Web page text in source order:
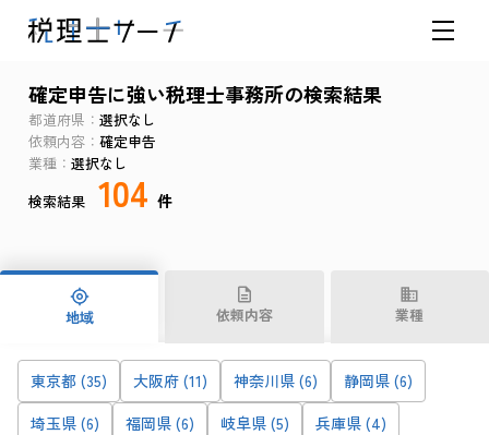
確定申告に強い税理士事務所の検索結果
都道府県
選択なし
依頼内容
確定申告
業種
選択なし
検索結果
104 件
地域 依頼内容 業種
東京都 (35) 大阪府 (11) 神奈川県 (6)
静岡県 (6)
埼玉県 (6)
福岡県 (6) 岐阜県 (5)
兵庫県 (4)